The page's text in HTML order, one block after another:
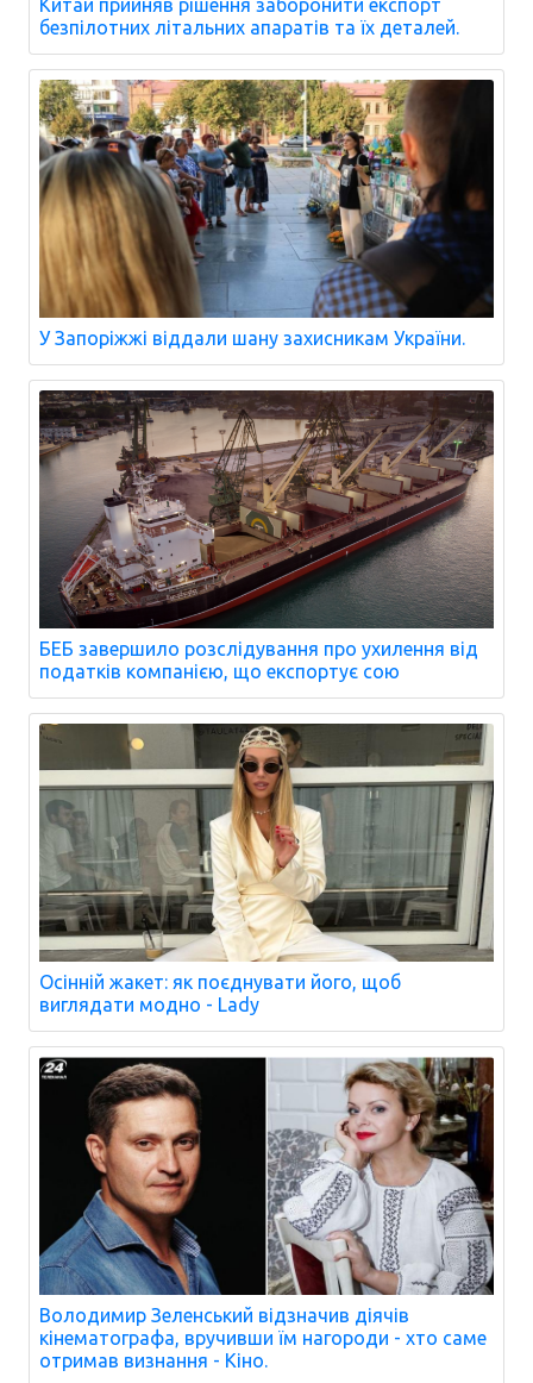
Китай прийняв рішення заборонити експорт
безпілотних літальних апаратів та їх деталей.
У Запоріжжі віддали шану захисникам України.
БЕБ завершило розслідування про ухилення від
податків компанією, що експортує сою
Осінній жакет: як поєднувати його, щоб
виглядати модно - Lady
Володимир Зеленський відзначив діячів
кінематографа, вручивши їм нагороди - хто саме
отримав визнання - Кіно.